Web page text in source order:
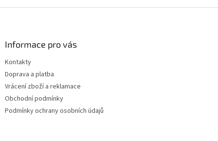
Informace pro vás
Kontakty
Doprava a platba
Vrácení zboží a reklamace
Obchodní podmínky
Podmínky ochrany osobních údajů